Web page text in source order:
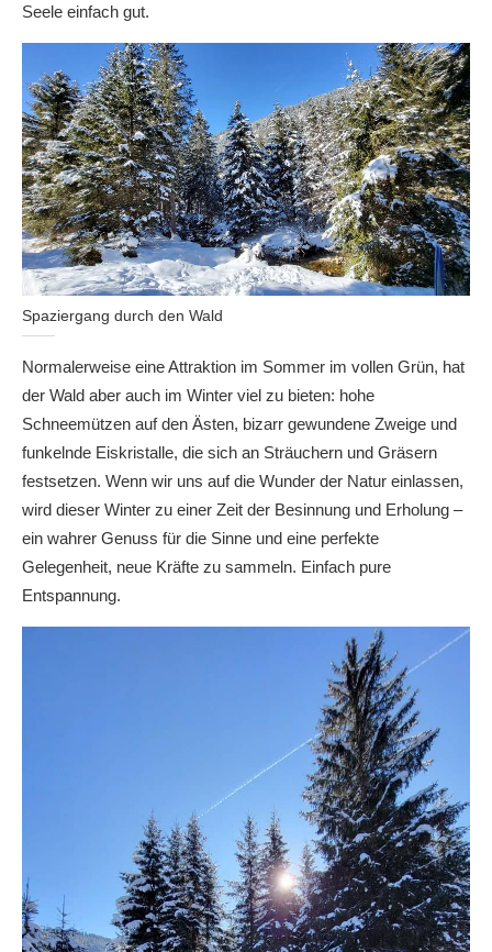
Seele einfach gut.
Spaziergang durch den Wald
Normalerweise eine Attraktion im Sommer im vollen Grün, hat
der Wald aber auch im Winter viel zu bieten: hohe
Schneemützen auf den Ästen, bizarr gewundene Zweige und
funkelnde Eiskristalle, die sich an Sträuchern und Gräsern
festsetzen. Wenn wir uns auf die Wunder der Natur einlassen,
wird dieser Winter zu einer Zeit der Besinnung und Erholung –
ein wahrer Genuss für die Sinne und eine perfekte
Gelegenheit, neue Kräfte zu sammeln. Einfach pure
Entspannung.